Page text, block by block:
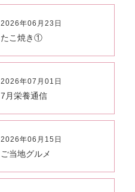
2026年06月23日
たこ焼き①
2026年07月01日
7月栄養通信
2026年06月15日
ご当地グルメ